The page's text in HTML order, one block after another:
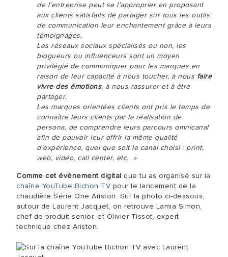
de l’entreprise peut se l’approprier en proposant
aux clients satisfaits de partager sur tous les outils
de communication leur enchantement grâce à leurs
témoignages.
Les réseaux sociaux spécialisés ou non, les
blogueurs ou influenceurs sont un moyen
privilégié de communiquer pour les marques en
raison de leur capacité à nous toucher, à nous faire
vivre des émotions, à nous rassurer et à être
partager.
Les marques orientées clients ont pris le temps de
connaître leurs clients par la réalisation de
persona, de comprendre leurs parcours omnicanal
afin de pouvoir leur offrir la même qualité
d’expérience, quel que soit le canal choisi : print,
web, vidéo, call center, etc. »
Comme cet évènement digital que tu as organisé sur la
chaîne YouTube Bichon TV pour le lancement de la
chaudière Série One Ariston. Sur la photo ci-dessous,
autour de Laurent Jacquet, on retrouve Lamia Simon,
chef de produit senior, et Olivier Tissot, expert
technique chez Ariston.